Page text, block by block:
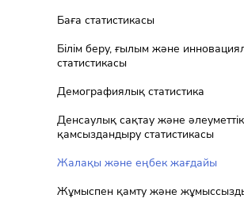
Баға статистикасы
Білім беру, ғылым және
статистикасы
Демографиялық статистика
Денсаулық сақтау және әлеуметтік
қамсыздандыру статистикасы
Жалақы және еңбек жағдайы
Жұмыспен қамту және